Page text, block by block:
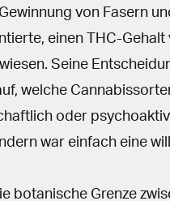
von Fasern
einen THC-Gehalt
Seine
welche
oder psychoaktiv
war einfach eine
botanische Grenze